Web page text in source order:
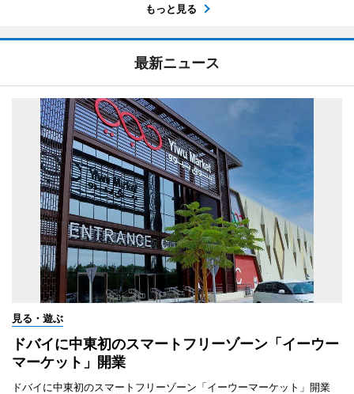
もっと見る
最新ニュース
見る・遊ぶ
ドバイに中東初のスマートフリーゾーン「イーウー
マーケット」開業
ドバイに中東初のスマートフリーゾーン「イーウーマーケット」開業